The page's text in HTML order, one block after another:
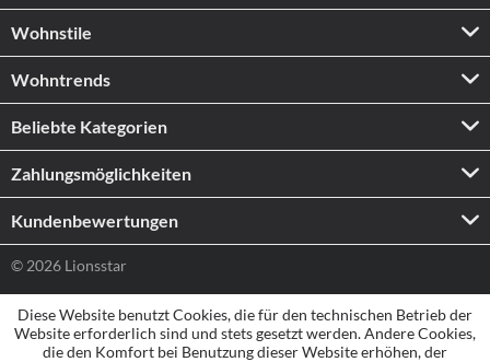
Wohnstile
Wohntrends
Beliebte Kategorien
Zahlungs­möglichkeiten
Kundenbewertungen
© 2026 Lionsstar
Diese Website benutzt Cookies, die für den technischen Betrieb der
Website erforderlich sind und stets gesetzt werden. Andere Cookies,
die den Komfort bei Benutzung dieser Website erhöhen, der